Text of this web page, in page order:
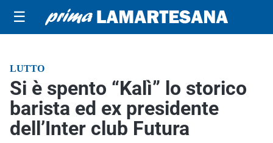
☰
LUTTO
Si è spento “Kalì” lo storico
barista ed ex presidente
dell’Inter club Futura